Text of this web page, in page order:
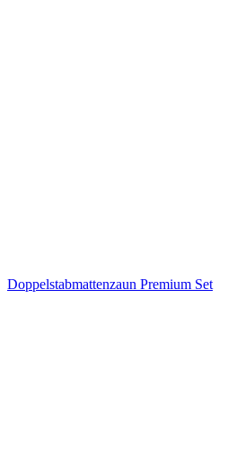
Doppelstabmattenzaun Premium Set